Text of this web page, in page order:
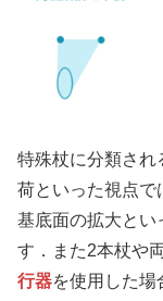
特殊杖に分類され
荷といった視点で
基底面の拡大とい
す．また2本杖や
行器を使用した場